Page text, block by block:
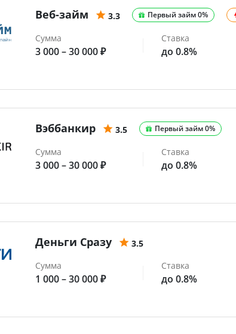
Веб-займ 3.3 Первый займ 0%
Сумма
3 000 – 30 000 ₽
Ставка
до 0.8%
Вэббанкир 3.5 Первый займ 0%
Сумма
3 000 – 30 000 ₽
Ставка
до 0.8%
Деньги Сразу
3.5
Сумма
1 000 – 30 000 ₽
Ставка
до 0.8%